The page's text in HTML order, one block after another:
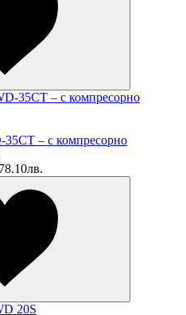
35CT – с компресорно